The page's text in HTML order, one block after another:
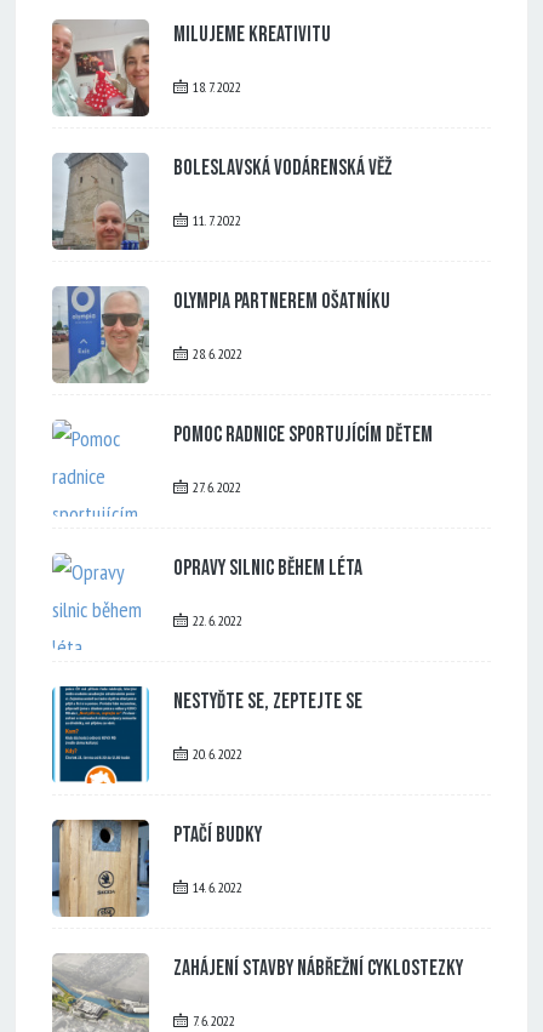
Milujeme kreativitu
18. 7. 2022
Boleslavská vodárenská věž
11. 7. 2022
Olympia partnerem Ošatníku
28. 6. 2022
Pomoc radnice sportujícím dětem
27. 6. 2022
Opravy silnic během léta
22. 6. 2022
Nestyďte se, zeptejte se
20. 6. 2022
Ptačí budky
14. 6. 2022
Zahájení stavby nábřežní cyklostezky
7. 6. 2022